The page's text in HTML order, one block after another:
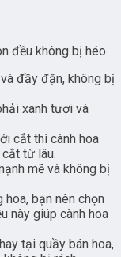
đều không bị héo
đầy đặn, không bị
xanh tươi và
cắt thì cành hoa
từ lâu.
mẽ và không bị
hoa, bạn nên chọn
này giúp cành hoa
tại quầy bán hoa,